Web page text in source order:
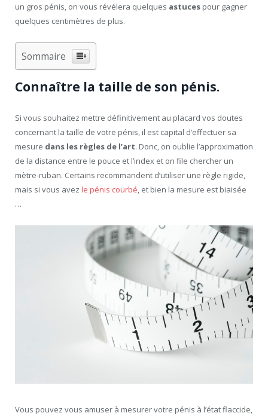
un gros pénis, on vous révélera quelques astuces pour gagner
quelques centimètres de plus.
Sommaire
Connaître la taille de son pénis.
Si vous souhaitez mettre définitivement au placard vos doutes
concernant la taille de votre pénis, il est capital d’effectuer sa
mesure dans les règles de l’art. Donc, on oublie l’approximation
de la distance entre le pouce et l’index et on file chercher un
mètre-ruban. Certains recommandent d’utiliser une règle rigide,
mais si vous avez le pénis courbé, et bien la mesure est biaisée
…
Vous pouvez vous amuser à mesurer votre pénis à l’état flaccide,